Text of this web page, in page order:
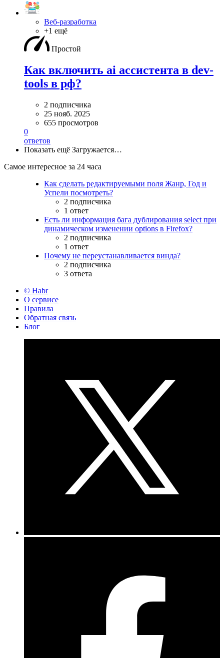
Веб-разработка
+1 ещё
Простой
Как включить ai ассистента в dev-
tools в рф?
2 подписчика
25 нояб. 2025
655 просмотров
0
ответов
Показать ещё Загружается…
Самое интересное за 24 часа
Как сделать редактируемыми поля Жанр, Год и
Успели посмотреть?
2 подписчика
1 ответ
Есть ли информация бага дублирования select при
динамическом изменении options в Firefox?
2 подписчика
1 ответ
Почему не переустанавливается винда?
2 подписчика
3 ответа
© Habr
О сервисе
Правила
Обратная связь
Блог